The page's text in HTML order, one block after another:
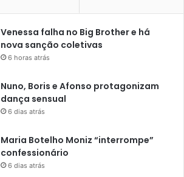
Venessa falha no Big Brother e há
nova sanção coletivas
6 horas atrás
Nuno, Boris e Afonso protagonizam
dança sensual
6 dias atrás
Maria Botelho Moniz “interrompe”
confessionário
6 dias atrás